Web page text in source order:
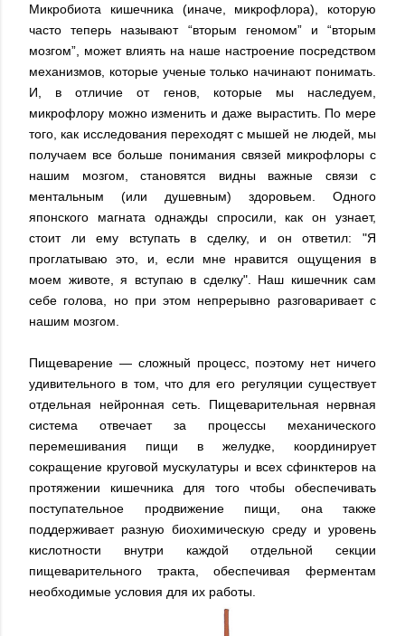
Микробиота кишечника (иначе, микрофлора), которую
часто теперь называют “вторым геномом” и “вторым
мозгом”, может влиять на наше настроение посредством
механизмов, которые ученые только начинают понимать.
И, в отличие от генов, которые мы наследуем,
микрофлору можно изменить и даже вырастить. По мере
того, как исследования переходят с мышей не людей, мы
получаем все больше понимания связей микрофлоры с
нашим мозгом, становятся видны важные связи с
ментальным (или душевным) здоровьем. Одного
японского магната однажды спросили, как он узнает,
стоит ли ему вступать в сделку, и он ответил: "Я
проглатываю это, и, если мне нравится ощущения в
моем животе, я вступаю в сделку". Наш кишечник сам
себе голова, но при этом непрерывно разговаривает с
нашим мозгом.
Пищеварение — сложный процесс, поэтому нет ничего
удивительного в том, что для его регуляции существует
отдельная нейронная сеть. Пищеварительная нервная
система отвечает за процессы механического
перемешивания пищи в желудке, координирует
сокращение круговой мускулатуры и всех сфинктеров на
протяжении кишечника для того чтобы обеспечивать
поступательное продвижение пищи, она также
поддерживает разную биохимическую среду и уровень
кислотности внутри каждой отдельной секции
пищеварительного тракта, обеспечивая ферментам
необходимые условия для их работы.